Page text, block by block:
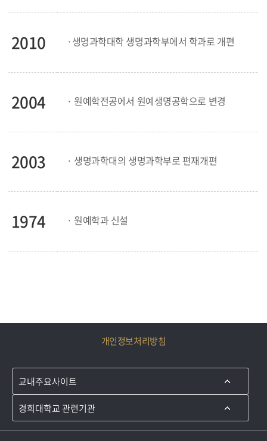
2010 ·생명과학대학 생명과학부에서 학과로 개편
2004 · 원예학전공에서 원예생명공학으로 변경
2003 · 생명과학대의 생명과학부로 편재개편
1974 · 원예학과 신설
개인정보처리방침